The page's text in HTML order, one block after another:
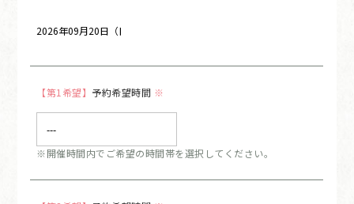
【第1希望】 予約希望時間 ※
※開催時間内でご希望の時間帯を選択してください。